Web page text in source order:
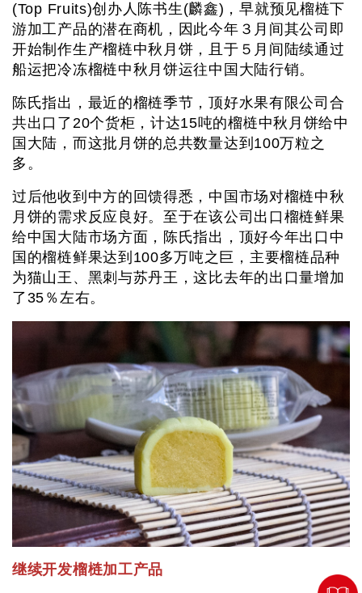
(Top Fruits)创办人陈书生(麟鑫)，早就预见榴梿下
游加工产品的潜在商机，因此今年３月间其公司即
开始制作生产榴梿中秋月饼，且于５月间陆续通过
船运把冷冻榴梿中秋月饼运往中国大陆行销。
陈氏指出，最近的榴梿季节，顶好水果有限公司合
共出口了20个货柜，计达15吨的榴梿中秋月饼给中
国大陆，而这批月饼的总共数量达到100万粒之
多。
过后他收到中方的回馈得悉，中国市场对榴梿中秋
月饼的需求反应良好。至于在该公司出口榴梿鲜果
给中国大陆市场方面，陈氏指出，顶好今年出口中
国的榴梿鲜果达到100多万吨之巨，主要榴梿品种
为猫山王、黑刺与苏丹王，这比去年的出口量增加
了35％左右。
继续开发榴梿加工产品